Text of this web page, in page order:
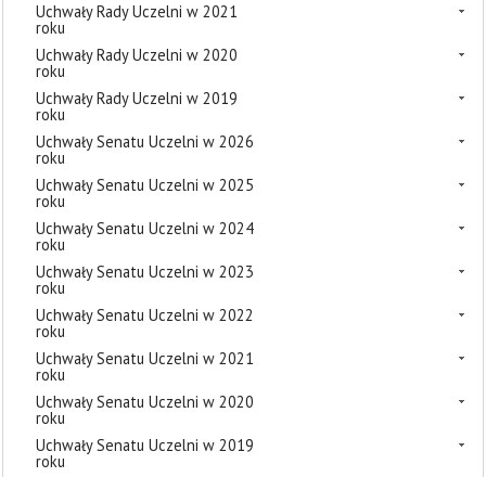
Uchwały Rady Uczelni w 2021
roku
Uchwały Rady Uczelni w 2020
roku
Uchwały Rady Uczelni w 2019
roku
Uchwały Senatu Uczelni w 2026
roku
Uchwały Senatu Uczelni w 2025
roku
Uchwały Senatu Uczelni w 2024
roku
Uchwały Senatu Uczelni w 2023
roku
Uchwały Senatu Uczelni w 2022
roku
Uchwały Senatu Uczelni w 2021
roku
Uchwały Senatu Uczelni w 2020
roku
Uchwały Senatu Uczelni w 2019
roku